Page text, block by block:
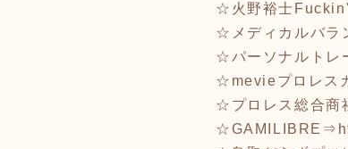
☆火野裕士
☆メディカルバラ
☆パーソナルト
☆mevieプロレス
☆プロレス総合商
☆GAMILIBRE⇒